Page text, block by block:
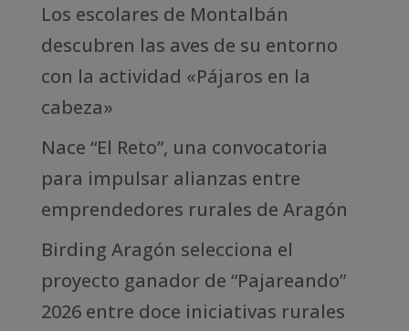
Los escolares de Montalbán
descubren las aves de su entorno
con la actividad «Pájaros en la
cabeza»
Nace “El Reto”, una convocatoria
para impulsar alianzas entre
emprendedores rurales de Aragón
Birding Aragón selecciona el
proyecto ganador de “Pajareando”
2026 entre doce iniciativas rurales